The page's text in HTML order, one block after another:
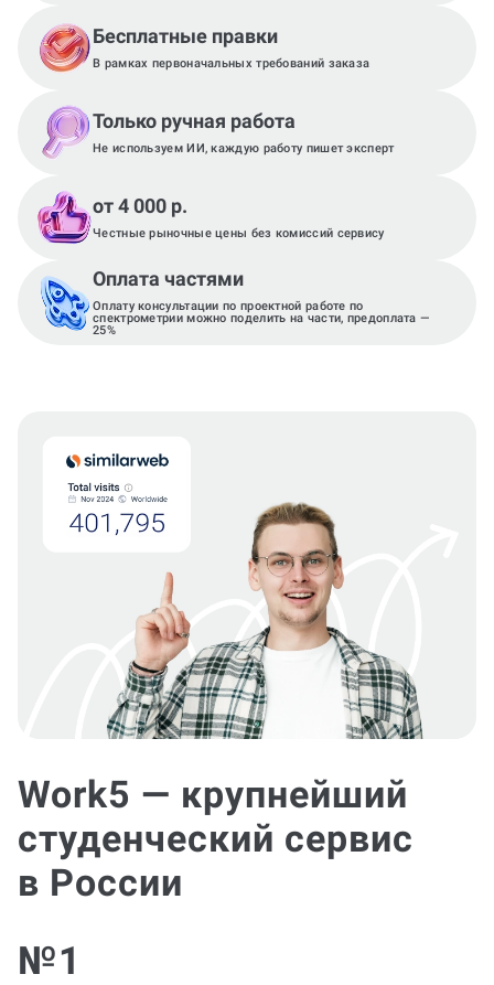
Бесплатные правки
В рамках первоначальных требований заказа
Только ручная работа
Не используем ИИ, каждую работу пишет эксперт
от 4 000 р.
Честные рыночные цены без комиссий сервису
Оплата частями
Оплату консультации по проектной работе по
спектрометрии можно поделить на части, предоплата —
25%
Work5 — крупнейший
студенческий сервис
в России
№1